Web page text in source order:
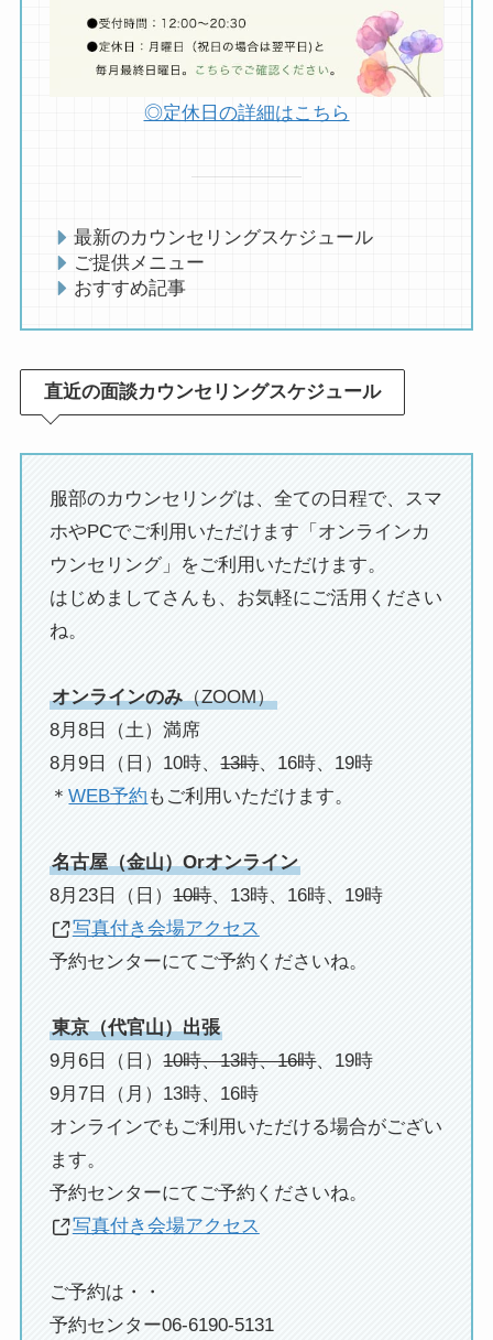
◎定休日の詳細はこちら
最新のカウンセリングスケジュール
ご提供メニュー
おすすめ記事
直近の面談カウンセリングスケジュール
服部のカウンセリングは、全ての日程で、スマ
ホやPCでご利用いただけます「オンラインカ
ウンセリング」をご利用いただけます。
はじめましてさんも、お気軽にご活用ください
ね。
オンラインのみ（ZOOM）
8月8日（土）満席
8月9日（日）10時、13時、16時、19時
＊WEB予約 もご利用いただけます。
名古屋（金山）Orオンライン
8月23日（日）10時、13時、16時、19時
写真付き会場アクセス
予約センターにてご予約くださいね。
東京（代官山）出張
9月6日（日）10時、13時、16時、19時
9月7日（月）13時、16時
オンラインでもご利用いただける場合がござい
ます。
予約センターにてご予約くださいね。
写真付き会場アクセス
ご予約は・・
予約センター06-6190-5131